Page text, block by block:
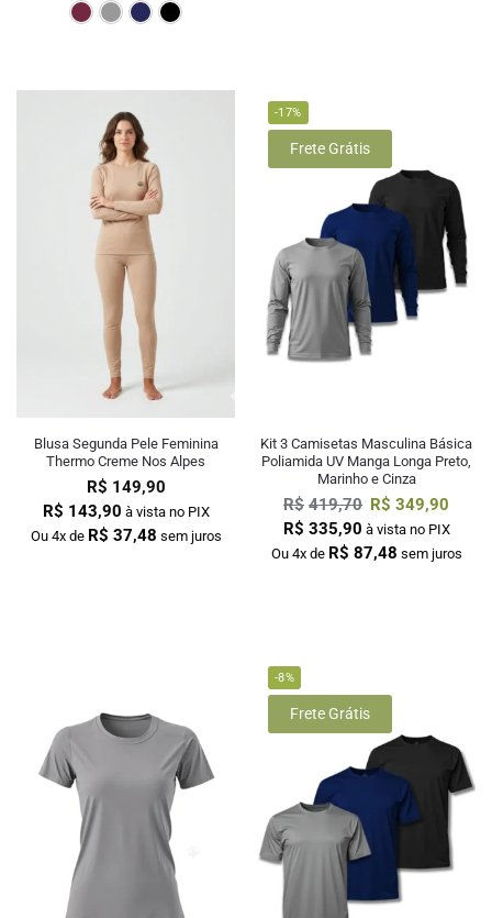
Bordô
Blusa Segunda Pele Feminina
Thermo Creme Nos Alpes
R$ 149,90
R$ 143,90 à vista no PIX
Ou 4x de R$ 37,48 sem juros
-17%
Frete Grátis
Kit 3 Camisetas Masculina Básica
Poliamida UV Manga Longa Preto,
Marinho e Cinza
R$ 419,70 R$ 349,90
R$ 335,90 à vista no PIX
Ou 4x de R$ 87,48 sem juros
-8%
Frete Grátis